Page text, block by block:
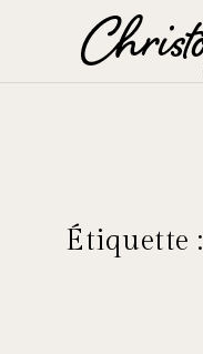
Étiquette :